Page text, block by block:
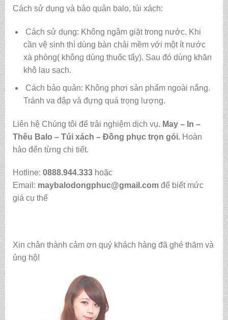
Cách sử dụng và bảo quản balo, túi xách:
Cách sử dụng: Không ngâm giặt trong nước. Khi
cần vệ sinh thì dùng bàn chải mềm với một ít nước
xà phòng( không dùng thuốc tẩy). Sau đó dùng khăn
khô lau sạch.
Cách bảo quản: Không phơi sản phẩm ngoài nắng.
Tránh va đập và đựng quá trọng lượng.
Liên hệ Chúng tôi để trải nghiệm dịch vụ. May – In –
Thêu Balo – Túi xách – Đồng phục trọn gói. Hoàn
hảo đến từng chi tiết.
Hotline: 0888.944.333hoặc
Email: maybalodongphuc@gmail.comđể biết mức
giá cụ thể
Xin chân thành cảm ơn quý khách hàng đã ghé thăm và
ủng hộ!